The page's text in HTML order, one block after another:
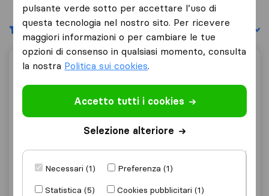
Filtri Filtra per:
Traslochi Boris
93
Bettola-Zeloforamagno
pulsante verde sotto per accettare l’uso di
questa tecnologia nel nostro sito. Per ricevere
maggiori informazioni o per cambiare le tue
opzioni di consenso in qualsiasi momento, consulta
la nostra Politica sui cookies.
Accetto tutti i cookies
Selezione alteriore
Necessari (1)
Preferenza (1)
Statistica (5)
Cookies pubblicitari (1)